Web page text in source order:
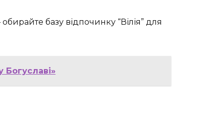
базу відпочинку “Вілія” для
Богуславі»